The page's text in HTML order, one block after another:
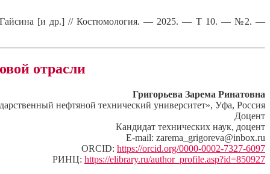
К. Гайсина [и др.] // Костюмология. — 2025. — Т 10. — №2. —
отрасли
Григорьева Зарема Ринатовна
нефтяной технический университет», Уфа, Россия
Доцент
Кандидат технических наук, доцент
E-mail: zarema_grigoreva@inbox.ru
ORCID: https://orcid.org/0000-0002-7327-6097
РИНЦ: https://elibrary.ru/author_profile.asp?id=850927